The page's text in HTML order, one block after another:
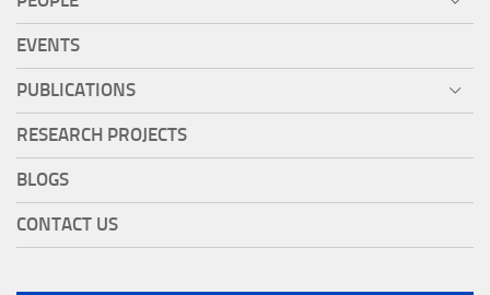
EVENTS
PUBLICATIONS
RESEARCH PROJECTS
BLOGS
CONTACT US